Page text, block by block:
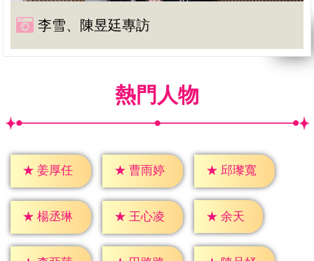
李雪、陳昱廷專訪
熱門人物
★ 姜厚任 ★ 曹雨婷 ★ 邱瓈寬
★ 楊丞琳 ★ 王心凌 ★ 余天